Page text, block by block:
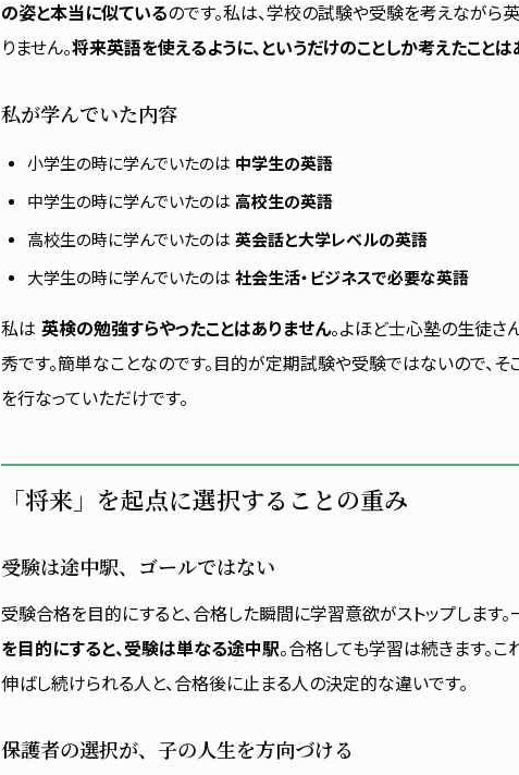
の姿と本当に似ているのです。私は、学校の試験や受験を考えながら
りません。将来英語を使えるように、というだけのことしか考えたこと
私が学んでいた内容
小学生の時に学んでいたのは 中学生の英語
中学生の時に学んでいたのは 高校生の英語
高校生の時に学んでいたのは 英会話と大学レベルの英語
大学生の時に学んでいたのは 社会生活・ビジネスで必要な英語
私は 英検の勉強すらやったことはありません。よほど士心塾の生徒さ
秀です。簡単なことなのです。目的が定期試験や受験ではないので、
を行なっていただけです。
「将来」を起点に選択することの重み
受験は途中駅、ゴールではない
受験合格を目的にすると、合格した瞬間に学習意欲がストップします。
を目的にすると、受験は単なる途中駅。合格しても学習は続きます。
伸ばし続けられる人と、合格後に止まる人の決定的な違いです。
保護者の選択が、子の人生を方向づける